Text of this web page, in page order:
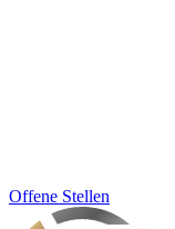
Offene Stellen